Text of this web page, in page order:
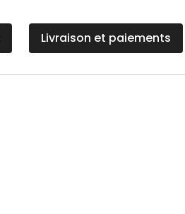
Livraison et paiements